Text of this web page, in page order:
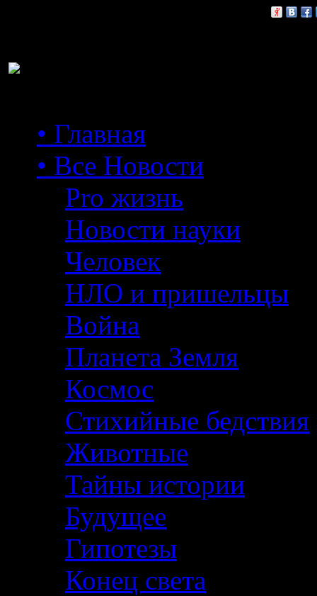
• Главная
• Все Новости
Pro жизнь
Новости науки
Человек
НЛО и пришельцы
Война
Планета Земля
Космос
Стихийные бедствия
Животные
Тайны истории
Будущее
Гипотезы
Конец света